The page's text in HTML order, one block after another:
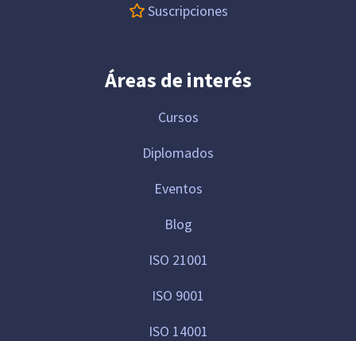
Suscripciones
Áreas de interés
Cursos
Diplomados
Eventos
Blog
ISO 21001
ISO 9001
ISO 14001